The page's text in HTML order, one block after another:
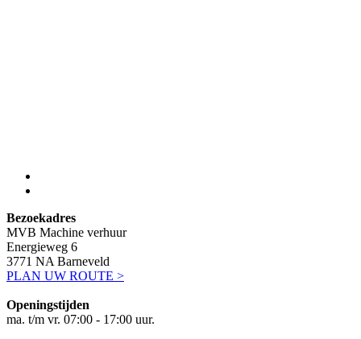
Bezoekadres
MVB Machine verhuur
Energieweg 6
3771 NA Barneveld
PLAN UW ROUTE >
Openingstijden
ma. t/m vr. 07:00 - 17:00 uur.